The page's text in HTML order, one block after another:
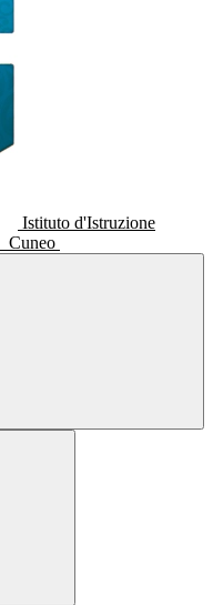
Istituto d'Istruzione
Cuneo